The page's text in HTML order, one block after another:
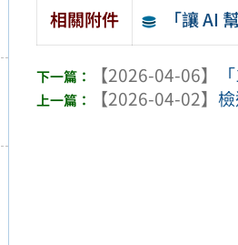
相關附件 「讓 AI
【2026-04-06】
【2026-04-02】